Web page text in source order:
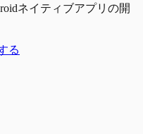
ネイティブアプリの開
る